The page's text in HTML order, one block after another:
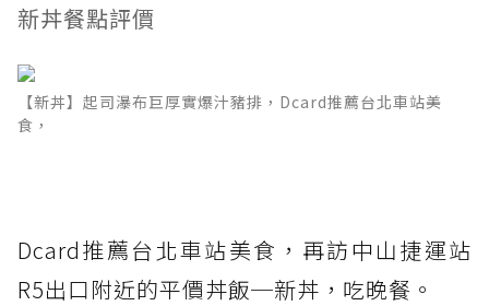
新丼餐點評價
【新丼】起司瀑布巨厚實爆汁豬排，Dcard推薦台北車站美
食，
Dcard推薦台北車站美食，再訪中山捷運站
R5出口附近的平價丼飯─新丼，吃晚餐。